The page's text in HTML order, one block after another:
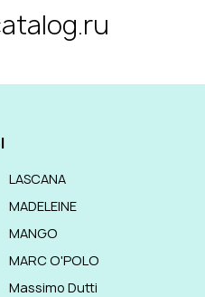
LASCANA
MADELEINE
MANGO
MARC O'POLO
Massimo Dutti